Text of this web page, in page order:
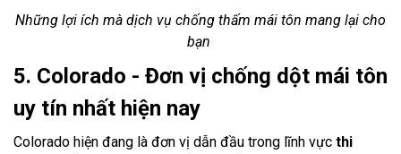
Những lợi ích mà dịch vụ chống thấm mái tôn mang lại cho
bạn
5. Colorado - Đơn vị chống dột mái tôn
uy tín nhất hiện nay
Colorado hiện đang là đơn vị dẫn đầu trong lĩnh vực thi